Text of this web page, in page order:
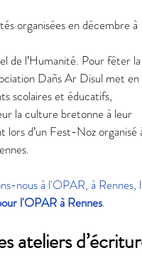
organisées en décembre à
de l’Humanité. Pour fêter la
Dañs Ar Disul met en
scolaires et éducatifs,
la culture bretonne à leur
lors d’un Fest-Noz organisé
nous à l'OPAR, à Rennes,
l'OPAR à Rennes.
ateliers